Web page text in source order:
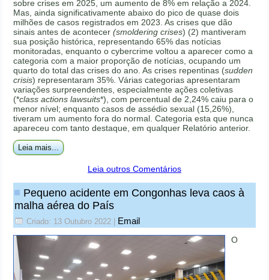
sobre crises em 2025, um aumento de 8% em relação a 2024.
Mas, ainda significativamente abaixo do pico de quase dois
milhões de casos registrados em 2023. As crises que dão
sinais antes de acontecer(smoldering crises) (2) mantiveram
sua posição histórica, representando 65% das notícias
monitoradas, enquanto o cybercrime voltou a aparecer como a
categoria com a maior proporção de notícias, ocupando um
quarto do total das crises do ano. As crises repentinas (sudden
crisis) representaram 35%. Várias categorias apresentaram
variações surpreendentes, especialmente ações coletivas
(*class actions lawsuits*), com percentual de 2,24% caiu para o
menor nível; enquanto casos de assédio sexual (15,26%),
tiveram um aumento fora do normal. Categoria esta que nunca
apareceu com tanto destaque, em qualquer Relatório anterior.
Leia mais...
Leia outros Comentários
Pequeno acidente em Congonhas leva caos à
malha aérea do País
Criado: 13 Outubro 2022 Email
O